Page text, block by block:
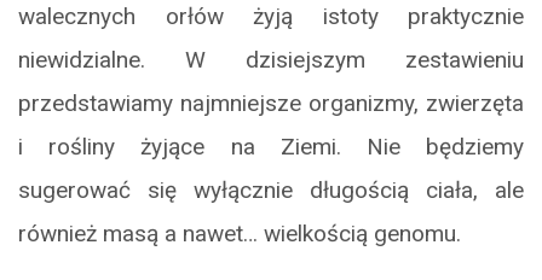
walecznych orłów żyją istoty praktycznie
niewidzialne. W dzisiejszym zestawieniu
przedstawiamy najmniejsze organizmy, zwierzęta
i rośliny żyjące na Ziemi. Nie będziemy
sugerować się wyłącznie długością ciała, ale
również masą a nawet… wielkością genomu.